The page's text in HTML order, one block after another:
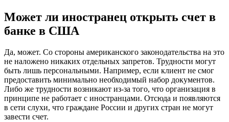
Может ли иностранец открыть счет в
банке в США
Да, может. Со стороны американского законодательства на это
не наложено никаких отдельных запретов. Трудности могут
быть лишь персональными. Например, если клиент не смог
предоставить минимально необходимый набор документов.
Либо же трудности возникают из-за того, что организация в
принципе не работает с иностранцами. Отсюда и появляются
в сети слухи, что граждане России и других стран не могут
завести счет.